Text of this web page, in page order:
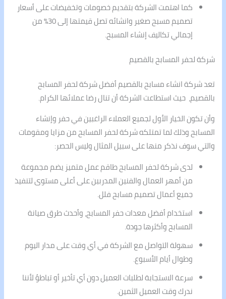
كما اهتمت الشركة بتقديم خصومات وتخفيضات على أسعار
تصميم مسبح صغير وانشائه تصل قيمتها إلى 30% من
إجمالي تكاليف إنشاء المسبح.
شركة لحفر المسابح بالقصيم
تعد شركة انشاء مسابح بالقصيم أفضل شركة لحفر المسابح
بالقصيم، حيث استطاعت الشركة أن تنال رضا عملائها الكرام.
وأن تكون الخيار الأول لجميع العملاء الراغبين في حفر وإنشاء
المسابح وذلك لما تمتلكه شركة لحفر المسابح من مزايا ومقومات
والتي سوف نذكر منها على سبيل المثال وليس الحصر:
لدى شركة لحفر المسابح طاقم عمل متميز يضم مجموعة
من أمهر العمال والفنين المدربين على أعلى مستوى لتنفيذ
جميع أعمال تصميم مسابح فلل.
استخدام أفضل معدات حفر المسابح، وأحدث طرق صيانة
المسابح وأكثرها جودة.
سهولة التواصل مع الشركة في أي وقت على مدار اليوم
وطوال أيام الأسبوع.
سرعة الاستجابة لطلبات العميل دون أي تأخير أو تباطؤ لأننا
ندرك وقت العميل الثمين.